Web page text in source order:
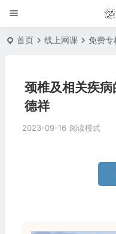
首页 线上网课 免费专
颈椎及相关疾
德祥
2023-09-16 阅读模式